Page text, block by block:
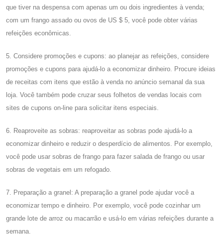
que tiver na despensa com apenas um ou dois ingredientes à venda;
com um frango assado ou ovos de US $ 5, você pode obter várias
refeições econômicas.
5. Considere promoções e cupons: ao planejar as refeições, considere
promoções e cupons para ajudá-lo a economizar dinheiro. Procure ideias
de receitas com itens que estão à venda no anúncio semanal da sua
loja. Você também pode cruzar seus folhetos de vendas locais com
sites de cupons on-line para solicitar itens especiais.
6. Reaproveite as sobras: reaproveitar as sobras pode ajudá-lo a
economizar dinheiro e reduzir o desperdício de alimentos. Por exemplo,
você pode usar sobras de frango para fazer salada de frango ou usar
sobras de vegetais em um refogado.
7. Preparação a granel: A preparação a granel pode ajudar você a
economizar tempo e dinheiro. Por exemplo, você pode cozinhar um
grande lote de arroz ou macarrão e usá-lo em várias refeições durante a
semana.